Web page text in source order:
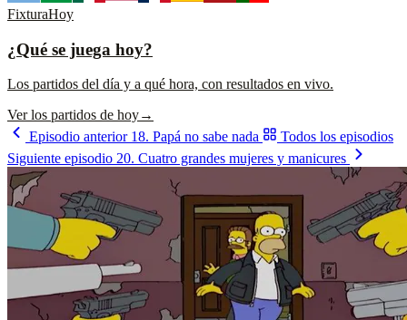
FixturaHoy
¿Qué se juega hoy?
Los partidos del día y a qué hora, con resultados en vivo.
Ver los partidos de hoy→
Episodio anterior 18. Papá no sabe nada
Todos los episodios
Siguiente episodio 20. Cuatro grandes mujeres y manicures